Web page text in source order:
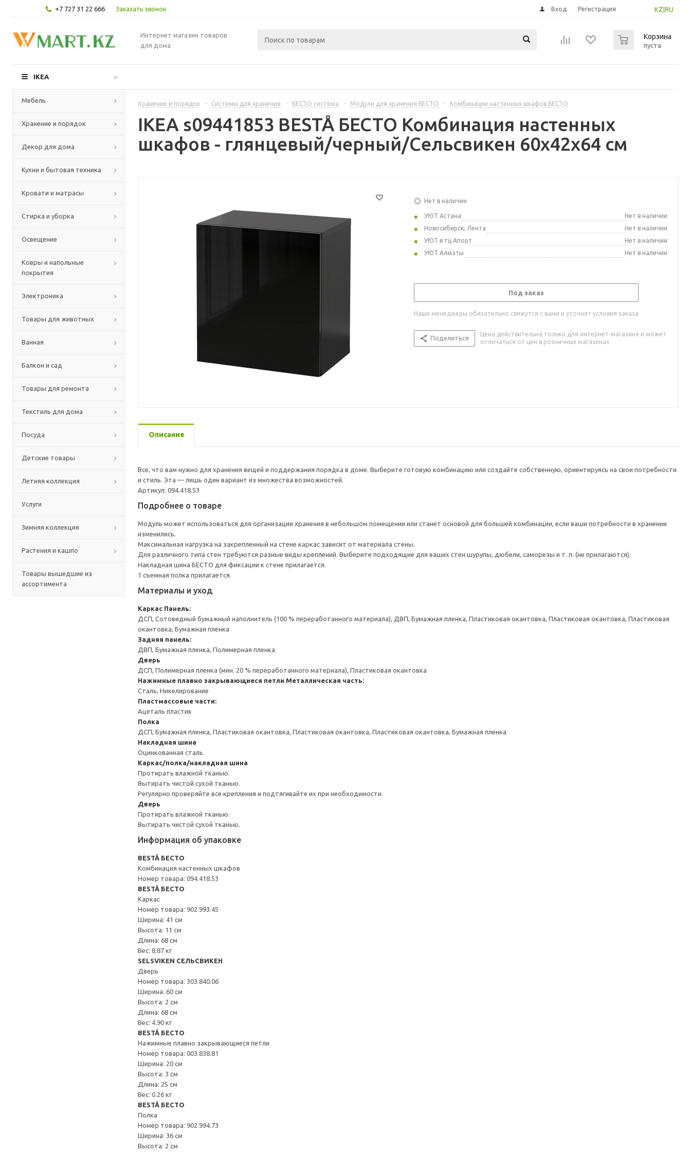
+7 727 31 22 666 Заказать звонок KZ RU
Вход Регистрация
Интернет магазин товаров
для дома
Корзина
пуста
IKEA
Мебель
Хранение и порядок
Декор для дома
Кухни и бытовая техника
Кровати и матрасы
Стирка и уборка
Освещение
Ковры и напольные
покрытия
Электроника
Товары для животных
Ванная
Балкон и сад
Товары для ремонта
Текстиль для дома
Посуда
Детские товары
Летняя коллекция
Услуги
Зимняя коллекция
Растения и кашпо
Товары вышедшие из
ассортимента
Хранение и порядок - Системы для хранения - БЕСТО система - Модули для хранения БЕСТО - Комбинации настенных шкафов БЕСТО
IKEA s09441853 BESTÅ БЕСТО Комбинация настенных
шкафов - глянцевый/черный/Сельсвикен 60x42x64 см
Нет в наличии
УЮТ Астана
Нет в наличии
Новосибирск, Лента
Нет в наличии
УЮТ в тц Апорт
Нет в наличии
УЮТ Алматы
Нет в наличии
Под заказ
Наши менеджеры обязательно свяжутся с вами и уточнят условия заказа
Поделиться
Цена действительна только для интернет-магазина и может
отличаться от цен в розничных магазинах
Описание
Все, что вам нужно для хранения вещей и поддержания порядка в доме. Выберите готовую комбинацию или создайте собственную, ориентируясь на свои потребности
и стиль. Эта — лишь один вариант из множества возможностей.
Артикул: 094.418.53
Подробнее о товаре
Модуль может использоваться для организации хранения в небольшом помещении или станет основой для большей комбинации, если ваши потребности в хранении
изменились.
Максимальная нагрузка на закрепленный на стене каркас зависит от материала стены.
Для различного типа стен требуются разные виды креплений. Выберите подходящие для ваших стен шурупы, дюбели, саморезы и т. п. (не прилагаются).
Накладная шина БЕСТО для фиксации к стене прилагается.
1 съемная полка прилагается.
Материалы и уход
Каркас Панель:
ДСП, Сотовидный бумажный наполнитель (100 % переработанного материала), ДВП, Бумажная пленка, Пластиковая окантовка, Пластиковая окантовка, Пластиковая
окантовка, Бумажная пленка
Задняя панель:
ДВП, Бумажная пленка, Полимерная пленка
Дверь
ДСП, Полимерная пленка (мин. 20 % переработанного материала), Пластиковая окантовка
Нажимные плавно закрывающиеся петли Металлическая часть:
Сталь, Никелирование
Пластмассовые части:
Ацеталь пластик
Полка
ДСП, Бумажная пленка, Пластиковая окантовка, Пластиковая окантовка, Пластиковая окантовка, Бумажная пленка
Накладная шина
Оцинкованная сталь
Каркас/полка/накладная шина
Протирать влажной тканью.
Вытирать чистой сухой тканью.
Регулярно проверяйте все крепления и подтягивайте их при необходимости.
Дверь
Протирать влажной тканью.
Вытирать чистой сухой тканью.
Информация об упаковке
BESTÅ БЕСТО
Комбинация настенных шкафов
Номер товара: 094.418.53
BESTÅ БЕСТО
Каркас
Номер товара: 902.993.45
Ширина: 41 см
Высота: 11 см
Длина: 68 см
Вес: 8.87 кг
SELSVIKEN СЕЛЬСВИКЕН
Дверь
Номер товара: 303.840.06
Ширина: 60 см
Высота: 2 см
Длина: 68 см
Вес: 4.90 кг
BESTÅ БЕСТО
Нажимные плавно закрывающиеся петли
Номер товара: 003.838.81
Ширина: 20 см
Высота: 3 см
Длина: 25 см
Вес: 0.26 кг
BESTÅ БЕСТО
Полка
Номер товара: 902.994.73
Ширина: 36 см
Высота: 2 см